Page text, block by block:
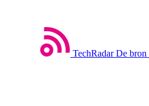
TechRadar De bron